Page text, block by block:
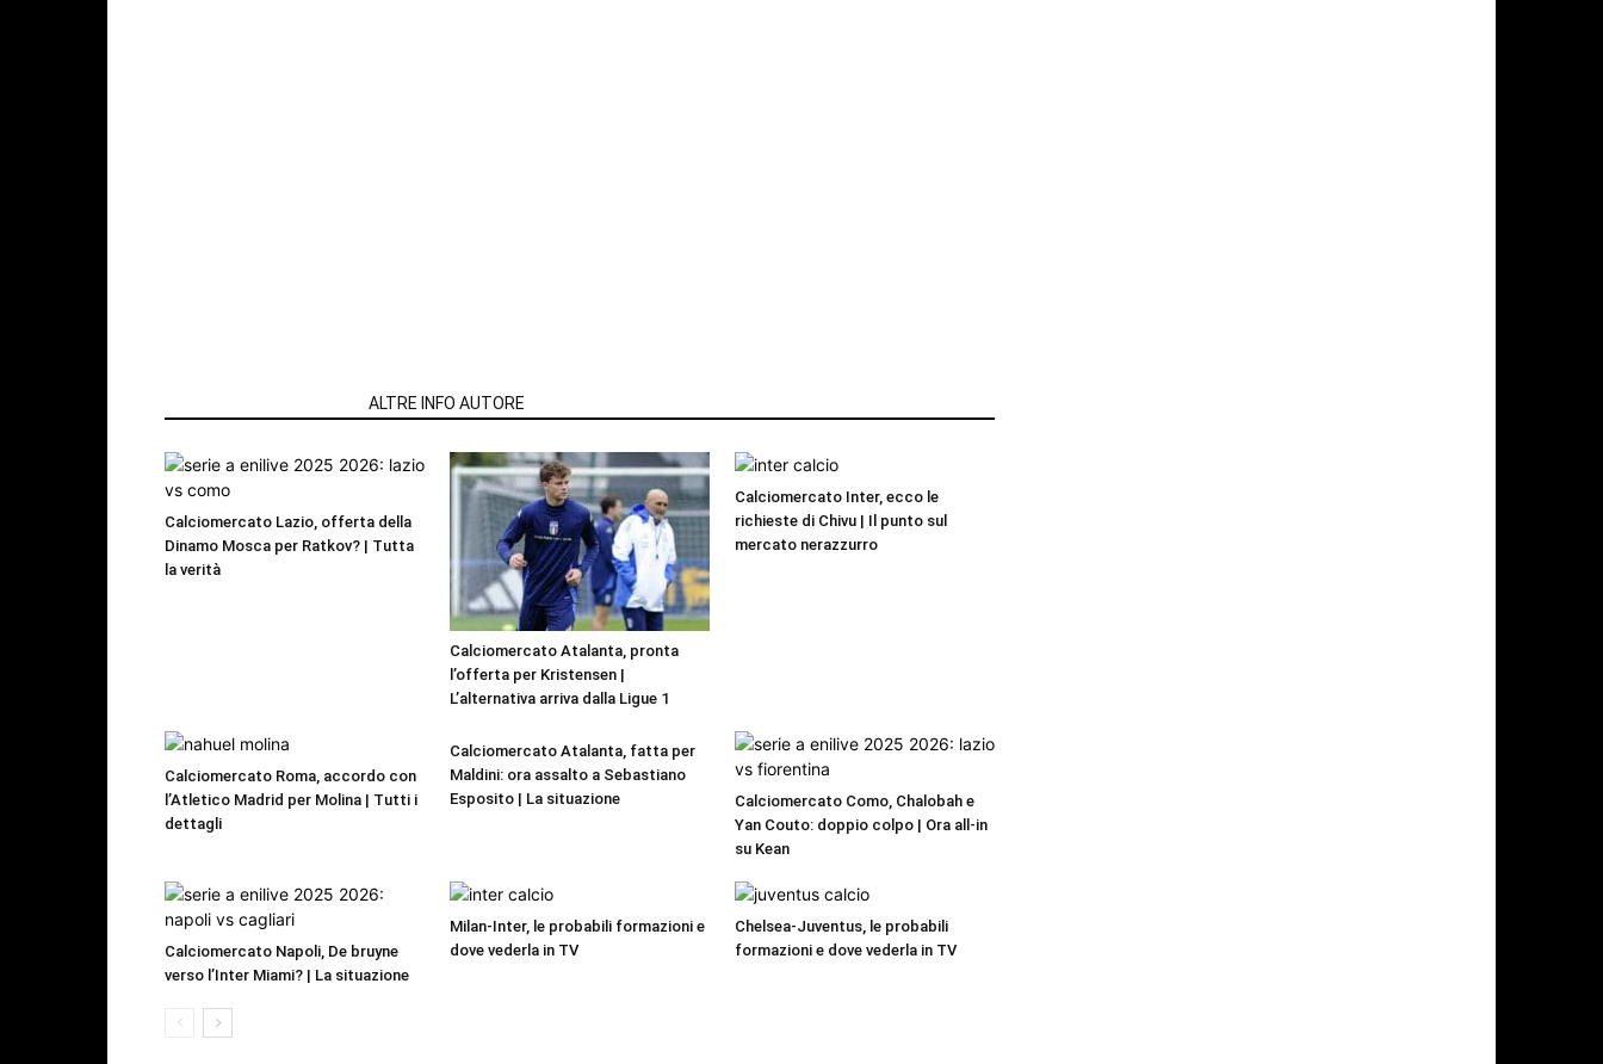
ALTRE INFO AUTORE
Calciomercato Lazio, offerta della
Dinamo Mosca per Ratkov? | Tutta
la verità
Calciomercato Atalanta, pronta
l’offerta per Kristensen |
L’alternativa arriva dalla Ligue 1
Calciomercato Inter, ecco le
richieste di Chivu | Il punto sul
mercato nerazzurro
Calciomercato Roma, accordo con
l’Atletico Madrid per Molina | Tutti i
dettagli
Calciomercato Atalanta, fatta per
Maldini: ora assalto a Sebastiano
Esposito | La situazione
Calciomercato Como, Chalobah e
Yan Couto: doppio colpo | Ora all-in
su Kean
Calciomercato Napoli, De bruyne
verso l’Inter Miami? | La situazione
Milan-Inter, le probabili formazioni e
dove vederla in TV
Chelsea-Juventus, le probabili
formazioni e dove vederla in TV